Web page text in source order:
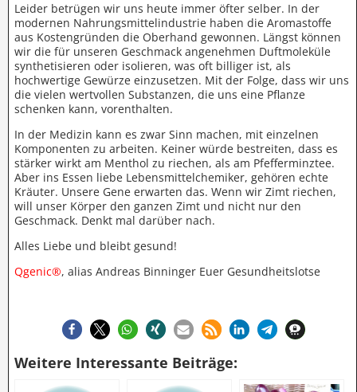
Leider betrügen wir uns heute immer öfter selber. In der
modernen Nahrungsmittelindustrie haben die Aromastoffe
aus Kostengründen die Oberhand gewonnen. Längst können
wir die für unseren Geschmack angenehmen Duftmoleküle
synthetisieren oder isolieren, was oft billiger ist, als
hochwertige Gewürze einzusetzen. Mit der Folge, dass wir uns
die vielen wertvollen Substanzen, die uns eine Pflanze
schenken kann, vorenthalten.
In der Medizin kann es zwar Sinn machen, mit einzelnen
Komponenten zu arbeiten. Keiner würde bestreiten, dass es
stärker wirkt am Menthol zu riechen, als am Pfefferminztee.
Aber ins Essen liebe Lebensmittelchemiker, gehören echte
Kräuter. Unsere Gene erwarten das. Wenn wir Zimt riechen,
will unser Körper den ganzen Zimt und nicht nur den
Geschmack. Denkt mal darüber nach.
Alles Liebe und bleibt gesund!
Qgenic®, alias Andreas Binninger Euer Gesundheitslotse
Weitere Interessante Beiträge: